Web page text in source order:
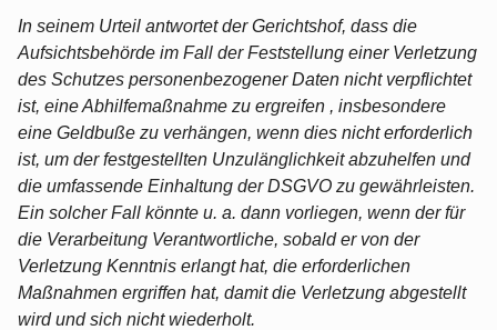
In seinem Urteil antwortet der Gerichtshof, dass die
Aufsichtsbehörde im Fall der Feststellung einer Verletzung
des Schutzes personenbezogener Daten nicht verpflichtet
ist, eine Abhilfemaßnahme zu ergreifen , insbesondere
eine Geldbuße zu verhängen, wenn dies nicht erforderlich
ist, um der festgestellten Unzulänglichkeit abzuhelfen und
die umfassende Einhaltung der DSGVO zu gewährleisten.
Ein solcher Fall könnte u. a. dann vorliegen, wenn der für
die Verarbeitung Verantwortliche, sobald er von der
Verletzung Kenntnis erlangt hat, die erforderlichen
Maßnahmen ergriffen hat, damit die Verletzung abgestellt
wird und sich nicht wiederholt.